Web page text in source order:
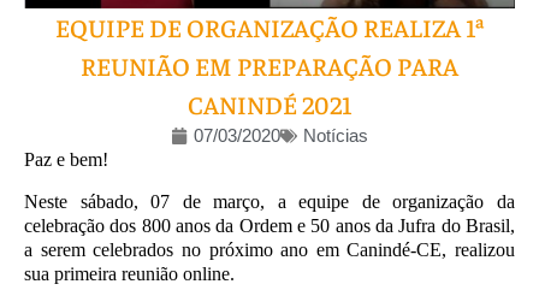
EQUIPE DE ORGANIZAÇÃO REALIZA 1ª
REUNIÃO EM PREPARAÇÃO PARA
CANINDÉ 2021
07/03/2020
Notícias
Paz e bem!
Neste sábado, 07 de março, a equipe de organização da
celebração dos 800 anos da Ordem e 50 anos da Jufra do Brasil,
a serem celebrados no próximo ano em Canindé-CE, realizou
sua primeira reunião online.